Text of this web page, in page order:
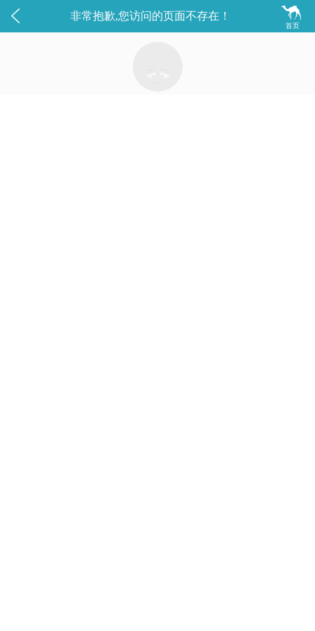
 
首页
非常抱歉,您访问的页面不存在！